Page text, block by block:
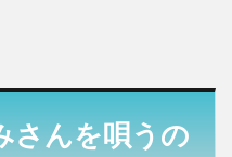
さんを唄うの